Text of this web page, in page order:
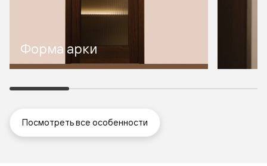
Форма арки
Посмотреть все особенности